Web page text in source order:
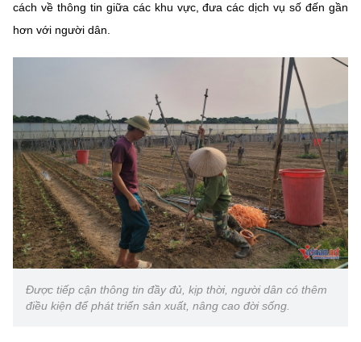
BỘ KHOA HỌC VÀ CÔNG NGHỆ
MINISTRY OF SCIENCE AND TECHNOLOGY
Điều khoản sử dụng Theo dõi MST: Góp ý
Cơ quan chủ quản: Bộ Khoa học và Công nghệ (MST)
Chịu trách nhiệm nội dung: Nguyễn Thị Hải Hằng
Giám đốc Trung tâm Truyền thông Khoa học và Công nghệ.
Liên hệ
Địa chỉ: Ban Biên tập Cổng TTĐT - 18 Nguyễn Du, TP. Hà Nội
cách về thông tin giữa các khu vực, đưa các dịch vụ số đến gần
hơn với người dân.
Được tiếp cận thông tin đầy đủ, kịp thời, người dân có thêm
điều kiện để phát triển sản xuất, nâng cao đời sống.